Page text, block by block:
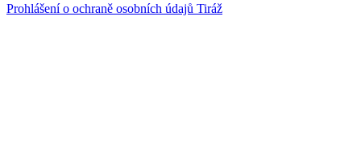
Prohlášení o ochraně osobních údajů Tiráž